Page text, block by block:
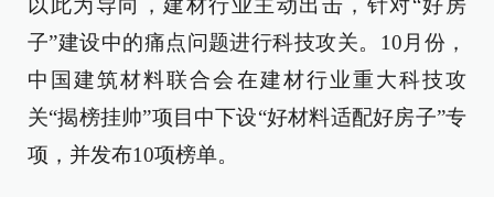
以此为导向，建材行业主动出击，针对“好房
子”建设中的痛点问题进行科技攻关。10月份，
中国建筑材料联合会在建材行业重大科技攻
关“揭榜挂帅”项目中下设“好材料适配好房子”专
项，并发布10项榜单。